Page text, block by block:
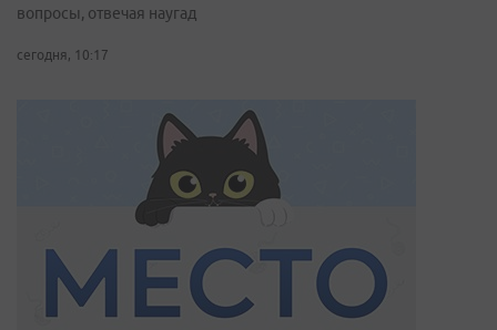
вопросы, отвечая наугад
сегодня, 10:17